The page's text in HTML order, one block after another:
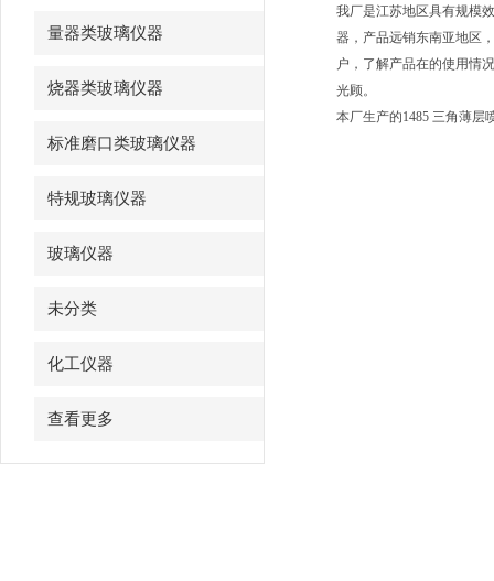
量器类玻璃仪器
烧器类玻璃仪器
标准磨口类玻璃仪器
特规玻璃仪器
玻璃仪器
未分类
化工仪器
查看更多
我厂是江苏地区具有规模
器，产品远销东南亚地区
户，了解产品在的使用情
光顾。
本厂生产的1485 三角薄层